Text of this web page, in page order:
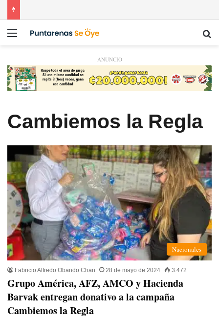
Menú
ANUNCIO
Cambiemos la Regla
Nacionales
Fabricio Alfredo Obando Chan 28 de mayo de 2024 3.472
Grupo América, AFZ, AMCO y Hacienda
Barvak entregan donativo a la campaña
Cambiemos la Regla